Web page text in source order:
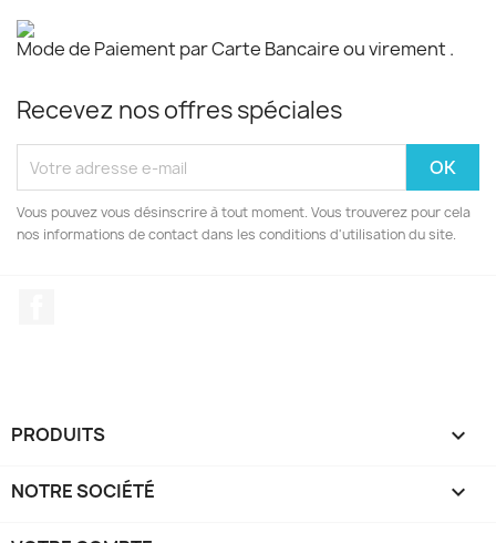
Mode de Paiement par Carte Bancaire ou virement .
Recevez nos offres spéciales
Vous pouvez vous désinscrire à tout moment. Vous trouverez pour cela
nos informations de contact dans les conditions d'utilisation du site.
PRODUITS 
NOTRE SOCIÉTÉ 